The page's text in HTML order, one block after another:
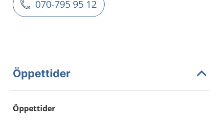
070-795 95 12
Öppettider
Öppettider